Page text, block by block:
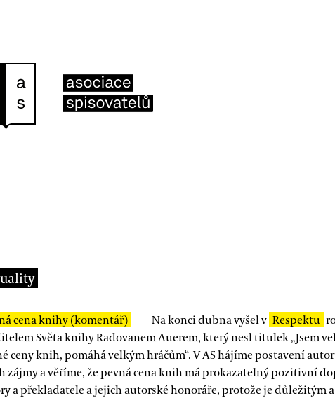
cena knihy (komentář) Na konci dubna vyšel v Respektu
Světa knihy Radovanem Auerem, který nesl titulek „Jsem
ceny knih, pomáhá velkým hráčům“. V AS hájíme postavení
zájmy a věříme, žepevná cena knih má prokazatelný pozitivní
a překladatele a jejich autorské honoráře, protože je důležitým